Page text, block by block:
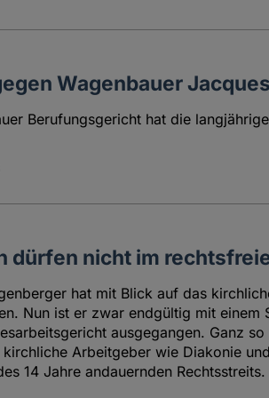
Wagenbauer
Berufungsgericht hat die
dürfen nicht im
hat mit Blick auf das
Nun ist er zwar endgültig mit einem
ausgegangen. Ganz
Arbeitgeber wie Diakonie
14 Jahre andauernden Rechtsstreits.